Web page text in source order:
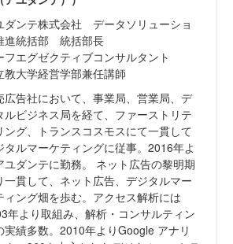
ダンテ株式会社 データソリューショ
進統括部 統括部長
フエグゼクティブコンサルタント
教大学経営学部兼任講師
広告社において、事業局、営業局、デ
ルビジネス局を経て、ファーストリテ
ング、トランスコスモスにて一貫して
タルマーケティングに従事。2016年よ
ユダンテに勤務。 ネット広告の黎明期
一貫して、ネット広告、デジタルマー
ィング畑を歩む。アクセス解析には
年より取組み、解析・コンサルティン
実績多数。2010年よりGoogle アナリ